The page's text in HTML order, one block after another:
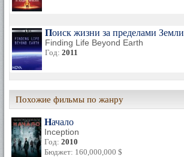
Поиск жизни за пределами Земли
Finding Life Beyond Earth
Год: 2011
Похожие фильмы по жанру
Начало
Inception
Год: 2010
Бюджет: 160,000,000 $